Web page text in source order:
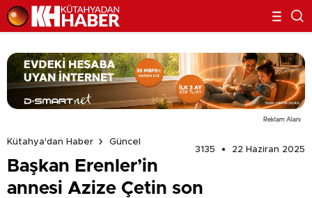
Reklam Alanı
Kütahya'dan Haber
Güncel
3135
22 Haziran 2025
Başkan Erenler’in
annesi Azize Çetin son